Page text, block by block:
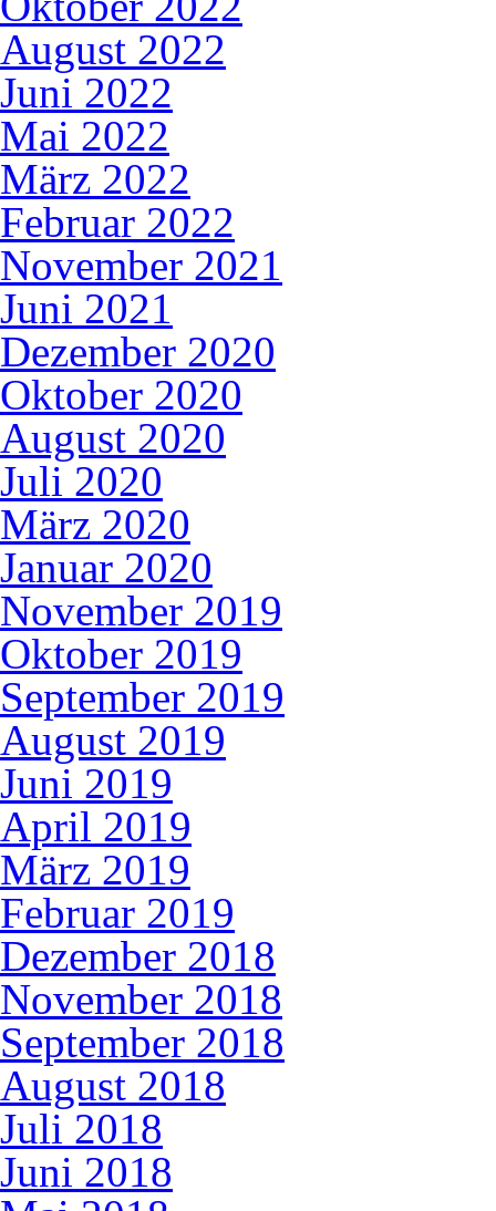
August 2022
Juni 2022
Mai 2022
März 2022
Februar 2022
November 2021
Juni 2021
Dezember 2020
Oktober 2020
August 2020
Juli 2020
März 2020
Januar 2020
November 2019
Oktober 2019
September 2019
August 2019
Juni 2019
April 2019
März 2019
Februar 2019
Dezember 2018
November 2018
September 2018
August 2018
Juli 2018
Juni 2018